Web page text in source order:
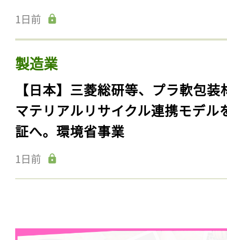
1日前
製造業
【日本】三菱総研等、プラ軟包装
マテリアルリサイクル連携モデル
証へ。環境省事業
1日前